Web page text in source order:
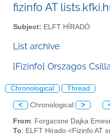
fizinfo AT
Subject: ELFT HÍRADÓ
List archive
[Fizinfo] Orszagos
Chronological Thread
< Chronological >
From: Forgacsne Dajka
To: ELFT Hirado <Fizinfo AT